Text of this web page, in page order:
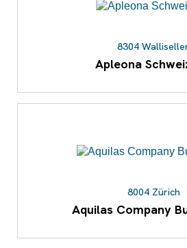
8304
Apleona
8004 Zürich
Aquilas Company